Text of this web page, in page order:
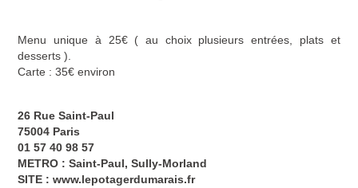
Menu unique à 25€ ( au choix plusieurs entrées, plats et
desserts ).
Carte : 35€ environ
26 Rue Saint-Paul
75004 Paris
01 57 40 98 57
METRO : Saint-Paul, Sully-Morland
SITE :www.lepotagerdumarais.fr